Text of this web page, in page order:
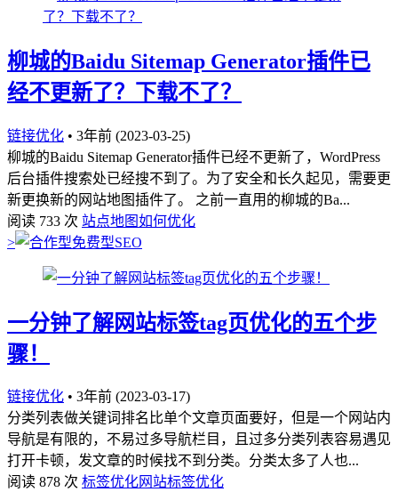
柳城的Baidu Sitemap Generator插件已
经不更新了？下载不了？
链接优化 • 3年前 (2023-03-25)
柳城的Baidu Sitemap Generator插件已经不更新了，WordPress
后台插件搜索处已经搜不到了。为了安全和长久起见，需要更
新更换新的网站地图插件了。 之前一直用的柳城的Ba...
阅读 733 次 站点地图如何优化
>
一分钟了解网站标签tag页优化的五个步
骤！
链接优化 • 3年前 (2023-03-17)
分类列表做关键词排名比单个文章页面要好，但是一个网站内
导航是有限的，不易过多导航栏目，且过多分类列表容易遇见
打开卡顿，发文章的时候找不到分类。分类太多了人也...
阅读 878 次 标签优化网站标签优化